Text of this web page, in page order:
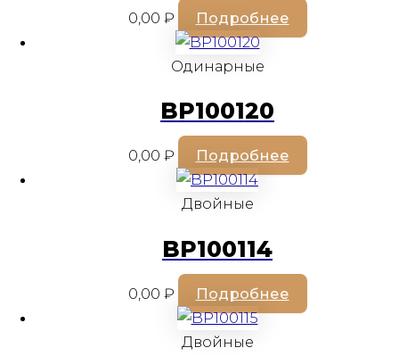
0,00 ₽ Подробнее
Одинарные
BP100120
0,00 ₽ Подробнее
Двойные
BP100114
0,00 ₽ Подробнее
Двойные